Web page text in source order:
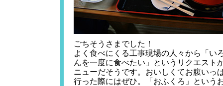
ごちそうさまでした！
よく食べにくる工事現場の人々から「い
んを一度に食べたい」というリクエスト
ニューだそうです。おいしくてお腹いっ
行った際にはぜひ。「おふくろ」という